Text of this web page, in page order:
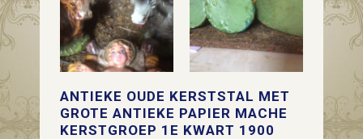
ANTIEKE OUDE KERSTSTAL MET
GROTE ANTIEKE PAPIER MACHE
KERSTGROEP 1E KWART 1900